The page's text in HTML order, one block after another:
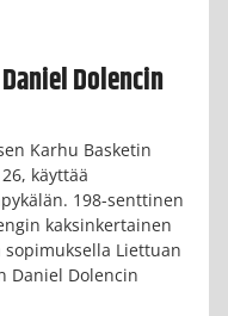
Dolencin
Karhu Basketin
käyttää
198-senttinen
kaksinkertainen
Liettuan
Daniel Dolencin